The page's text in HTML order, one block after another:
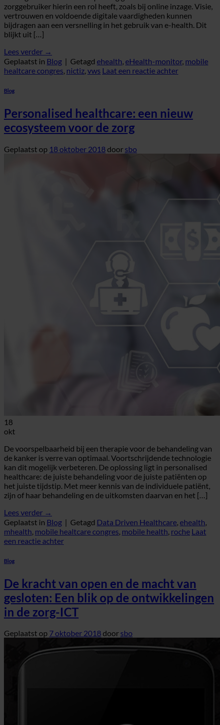
zorggebruiker hierin een rol heeft, zoals bij online inzage. Visie,
vertrouwen en voldoende digitale vaardigheden kunnen
bijdragen aan een versnelling in het gebruik van e-health. Dit
blijkt uit […]
Lees verder →
Geplaatst in Blog | Getagd ehealth eHealth-monitor, mobile
healtcare congres nictiz vws Laat een reactie achter
Blog
Personalised healthcare: een nieuw
ecosysteem voor de zorg
Geplaatst op 18 oktober 2018 door sbo
18
okt
De voorspelbaarheid bij een therapie voor de behandeling van
de kanker is verre van optimaal. Voortschrijdende technologie
kan dit mogelijk verbeteren. De oplossing ligt in personalised
healthcare: de juiste behandeling voor de juiste patiënten op
het juiste tijdstip. Met meer kennis van de individuele patiënt,
zijn of haar behandeling en de uitkomsten daarvan en het […]
Lees verder →
Geplaatst in Blog | Getagd Data Driven Healthcare ehealth
mhealth mobile healtcare congres mobile health roche Laat
een reactie achter
Blog
De kracht van open en de macht van
gesloten: Een blik op de ontwikkelingen
in de zorg-ICT
Geplaatst op 7 oktober 2018 door sbo